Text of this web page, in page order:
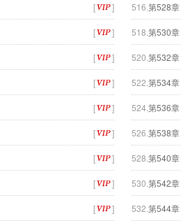
[ ] 516. 第528
[ ] 518. 第530
[ ] 520. 第532
[ ] 522. 第534
[ ] 524. 第536
[ ] 526. 第538
[ ] 528. 第540
[ ] 530. 第542
[ ] 532. 第544